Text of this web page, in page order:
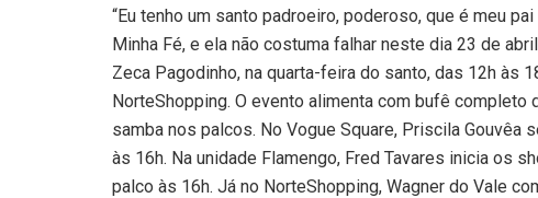
“Eu tenho um santo padroeiro, poderoso, que é meu
Minha Fé, e ela não costuma falhar neste dia 23 de
Zeca Pagodinho, na quarta-feira do santo, das 12h às
NorteShopping. O evento alimenta com bufê
samba nos palcos. No Vogue Square, Priscila Gouvêa
às 16h. Na unidade Flamengo, Fred Tavares inicia os
palco às 16h. Já no NorteShopping, Wagner do Vale